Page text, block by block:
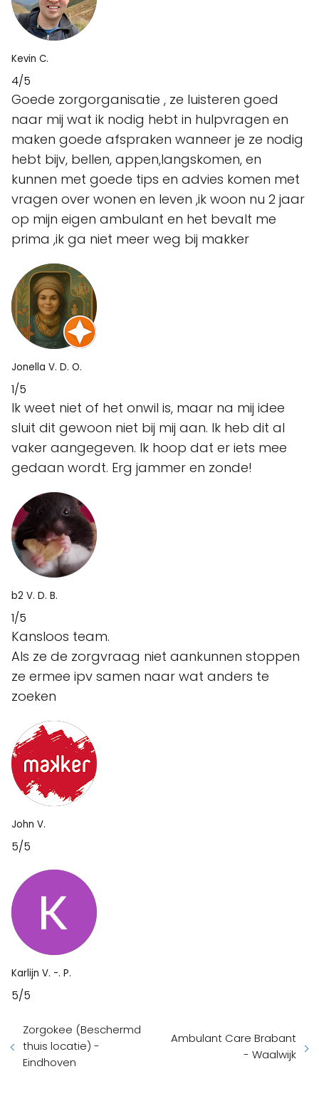
Kevin C.
4/5
Goede zorgorganisatie , ze luisteren goed
naar mij wat ik nodig hebt in hulpvragen en
maken goede afspraken wanneer je ze nodig
hebt bijv, bellen, appen,langskomen, en
kunnen met goede tips en advies komen met
vragen over wonen en leven ,ik woon nu 2 jaar
op mijn eigen ambulant en het bevalt me
prima ,ik ga niet meer weg bij makker
Jonella V. D. O.
1/5
Ik weet niet of het onwil is, maar na mij idee
sluit dit gewoon niet bij mij aan. Ik heb dit al
vaker aangegeven. Ik hoop dat er iets mee
gedaan wordt. Erg jammer en zonde!
b2 V. D. B.
1/5
Kansloos team.
Als ze de zorgvraag niet aankunnen stoppen
ze ermee ipv samen naar wat anders te
zoeken
John V.
5/5
Karlijn V. -. P.
5/5
Zorgokee (Beschermd
thuis locatie) -
Eindhoven
Ambulant Care Brabant
- Waalwijk